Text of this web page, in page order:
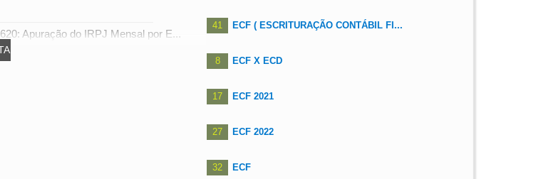
Apuração do IRPJ Mensal por E...
41 ECF ( ESCRITURAÇÃO CONTÁBIL FI...
8 ECF X ECD
17 ECF 2021
27 ECF 2022
32 ECF